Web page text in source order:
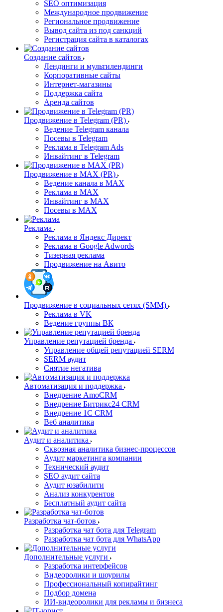
SEO оптимизация
Международное продвижение
Региональное продвижение
Вывод сайта из под санкций
Регистрация сайта в каталогах
Создание сайтов
Лендинги и мультилендинги
Корпоративные сайты
Интернет-магазины
Поддержка сайта
Аренда сайтов
Продвижение в Telegram (PR)
Ведение Telegram канала
Посевы в Telegram
Реклама в Telegram Ads
Инвайтинг в Telegram
Продвижение в MAX (PR)
Ведение канала в MAX
Реклама в MAX
Инвайтинг в MAX
Посевы в MAX
Реклама
Реклама в Яндекс Директ
Реклама в Google Adwords
Тизерная реклама
Продвижение на Авито
Продвижение в социальных сетях (SMM)
Реклама в VK
Ведение группы ВК
Управление репутацией бренда
Управление общей репутацией SERM
SERM аудит
Снятие негатива
Автоматизация и поддержка
Внедрение AmoCRM
Внедрение Битрикс24 CRM
Внедрение 1C CRM
Веб аналитика
Аудит и аналитика
Сквозная аналитика бизнес-процессов
Аудит маркетинга компании
Технический аудит
SEO аудит сайта
Аудит юзабилити
Анализ конкурентов
Бесплатный аудит сайта
Разработка чат-ботов
Разработка чат бота для Telegram
Разработка чат бота для WhatsApp
Дополнительные услуги
Разработка интерфейсов
Видеоролики и шоурилы
Профессиональный копирайтинг
Подбор домена
ИИ-видеоролики для рекламы и бизнеса